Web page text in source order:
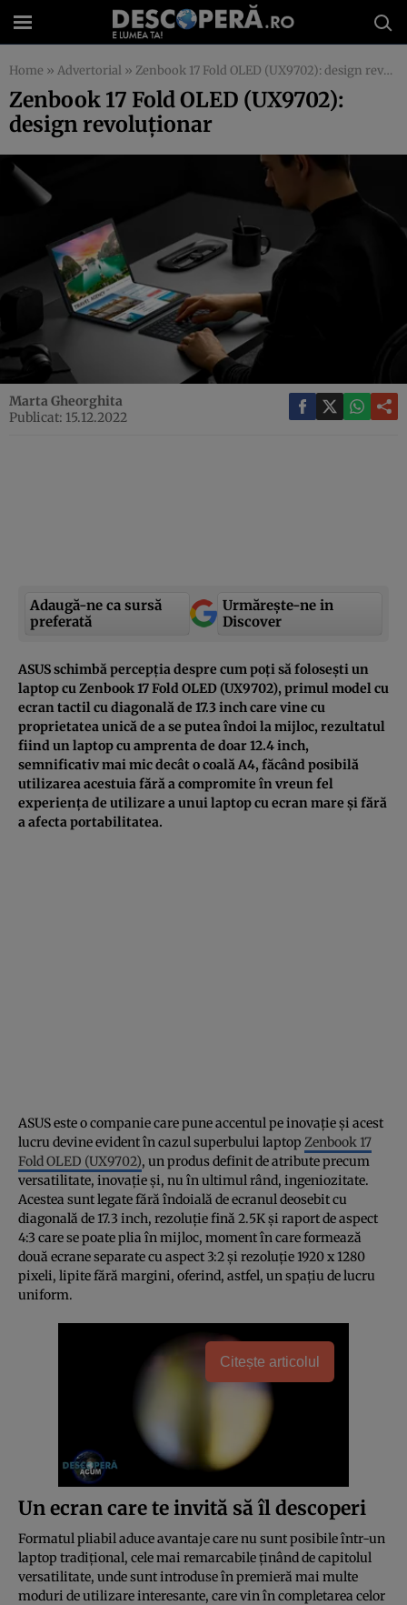
Home » Advertorial » Zenbook 17 Fold OLED (UX9702): design revoluționar
Zenbook 17 Fold OLED (UX9702):
design revoluționar
Marta Gheorghita
Publicat: 15.12.2022
Adaugă-ne ca sursă
preferată
Urmărește-ne in
Discover
ASUS schimbă percepția despre cum poți să folosești un
laptop cu Zenbook 17 Fold OLED (UX9702), primul model cu
ecran tactil cu diagonală de 17.3 inch care vine cu
proprietatea unică de a se putea îndoi la mijloc, rezultatul
fiind un laptop cu amprenta de doar 12.4 inch,
semnificativ mai mic decât o coală A4, făcând posibilă
utilizarea acestuia fără a compromite în vreun fel
experiența de utilizare a unui laptop cu ecran mare și fără
a afecta portabilitatea.
ASUS este o companie care pune accentul pe inovație și acest
lucru devine evident în cazul superbului laptop Zenbook 17
Fold OLED (UX9702), un produs definit de atribute precum
versatilitate, inovație și, nu în ultimul rând, ingeniozitate.
Acestea sunt legate fără îndoială de ecranul deosebit cu
diagonală de 17.3 inch, rezoluție fină 2.5K și raport de aspect
4:3 care se poate plia în mijloc, moment în care formează
două ecrane separate cu aspect 3:2 și rezoluție 1920 x 1280
pixeli, lipite fără margini, oferind, astfel, un spațiu de lucru
uniform.
Citește articolul
Un ecran care te invită să îl descoperi
Formatul pliabil aduce avantaje care nu sunt posibile într-un
laptop tradițional, cele mai remarcabile ținând de capitolul
versatilitate, unde sunt introduse în premieră mai multe
moduri de utilizare interesante, care vin în completarea celor